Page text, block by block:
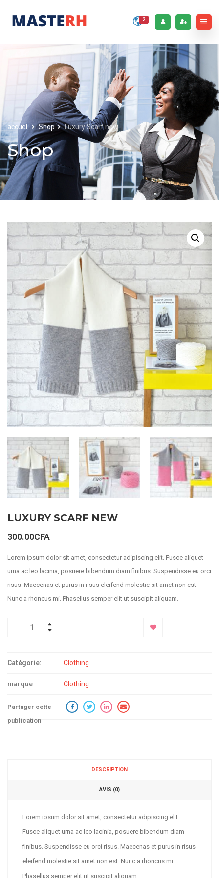
2
accuel Shop Luxury Scarf new
Shop
LUXURY SCARF NEW
300.00CFA
Lorem ipsum dolor sit amet, consectetur adipiscing elit. Fusce aliquet
urna ac leo lacinia, posuere bibendum diam finibus. Suspendisse eu orci
risus. Maecenas et purus in risus eleifend molestie sit amet non est.
Nunc a rhoncus mi. Phasellus semper elit ut suscipit aliquam.
Catégorie: Clothing
marque Clothing
Partager cette
publication
DESCRIPTION
AVIS (0)
Lorem ipsum dolor sit amet, consectetur adipiscing elit.
Fusce aliquet urna ac leo lacinia, posuere bibendum diam
finibus. Suspendisse eu orci risus. Maecenas et purus in risus
eleifend molestie sit amet non est. Nunc a rhoncus mi.
Phasellus semper elit ut suscipit aliquam.